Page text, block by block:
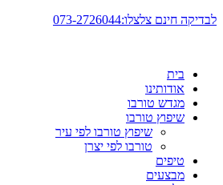
דלג
לבדיקה חינם צלצלו:073-2726044
בית
אודותינו
מגדש טורבו
שיפוץ טורבו
שיפוץ טורבו לפי עיר
טורבו לפי יצרן
טיפים
מבצעים